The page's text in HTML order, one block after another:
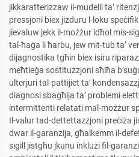
jikkaratterizzaw il-mudelli ta’
pressjoni biex jiżduru l-loku
jievaluw jekk il-możżur idħol mis-
tal-ħaġa li ħarbu, jew mit-tub ta’
dijagnostika tgħin biex isiru
meħtieġa sostituzzjoni sħiħa
ulterjuri tal-pattijiet ta’
diagnosi sbagħija ta’ problemi
intermittenti relatati mal-możżur
Il-valur tad-dettettazzjoni preċiża
dwar il-garanzija, għalkemm il-
sigill jistgħu jkunu inklużi fil-